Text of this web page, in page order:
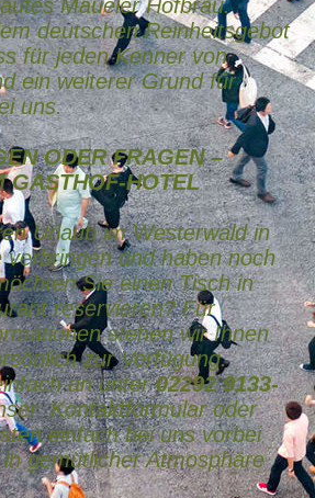
Maueler Hofbräu.
deutschen Reinheitsgebot
für jeden Kenner von
ein weiterer Grund für
uns.
ODER FRAGEN –
GASTHOF-HOTEL
Urlaub im Westerwald in
verbringen und haben noch
Sie einen Tisch in
reservieren? Für
stehen wir Ihnen
zur Verfügung.
an unter02292 9133-
Kontaktformular oder
einfach bei uns vorbei
gemütlicher Atmosphäre